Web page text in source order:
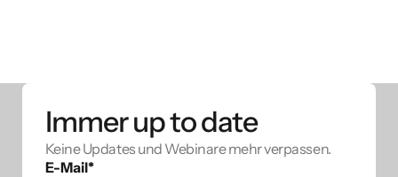
Immer up to date
Keine Updates und Webinare mehr verpassen.
E-Mail*